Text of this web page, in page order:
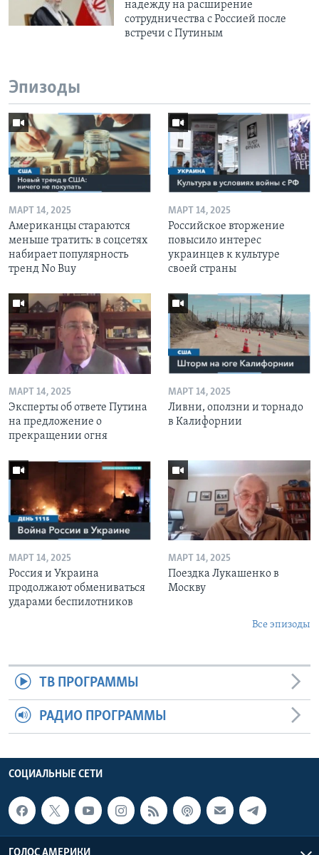
надежду на расширение
сотрудничества с Россией после
встречи с Путиным
Эпизоды
МАРТ 14, 2025
Американцы стараются
меньше тратить: в соцсетях
набирает популярность
тренд No Buy
МАРТ 14, 2025
Российское вторжение
повысило интерес
украинцев к культуре
своей страны
МАРТ 14, 2025
Эксперты об ответе Путина
на предложение о
прекращении огня
МАРТ 14, 2025
Ливни, оползни и торнадо
в Калифорнии
МАРТ 14, 2025
Россия и Украина
продолжают обмениваться
ударами беспилотников
МАРТ 14, 2025
Поездка Лукашенко в
Москву
Все эпизоды
ТВ ПРОГРАММЫ
РАДИО ПРОГРАММЫ
СОЦИАЛЬНЫЕ СЕТИ
ГОЛОС АМЕРИКИ